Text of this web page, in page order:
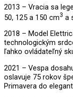
2013 – Vracia sa
50, 125 a 150 cm3 a
2018 – Model
technologickým
ľahko ovládateľný
2021 – Vespa
oslavuje 75 rokov
Primavera do